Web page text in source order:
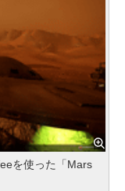
を使った「Mars